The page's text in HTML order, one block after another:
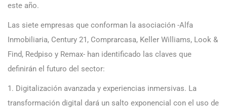
este año.
Las siete empresas que conforman la asociación -Alfa
Inmobiliaria, Century 21, Comprarcasa, Keller Williams, Look &
Find, Redpiso y Remax- han identificado las claves que
definirán el futuro del sector:
1. Digitalización avanzada y experiencias inmersivas. La
transformación digital dará un salto exponencial con el uso de